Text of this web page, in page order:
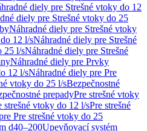
diely pre Strešné vtoky do 12
diely pre Strešné vtoky do 25
Náhradné diely pre Strešné vtoky
12 l/sNáhradné diely pre Strešné
25 l/sNáhradné diely pre Strešné
Náhradné diely pre Prvky
12 l/sNáhradné diely pre Pre
vtoky do 25 l/sBezpečnostné
prepadyPre strešné vtoky
strešné vtoky do 12 l/sPre strešné
Pre strešné vtoky do 25
d40–200Upevňovací systém